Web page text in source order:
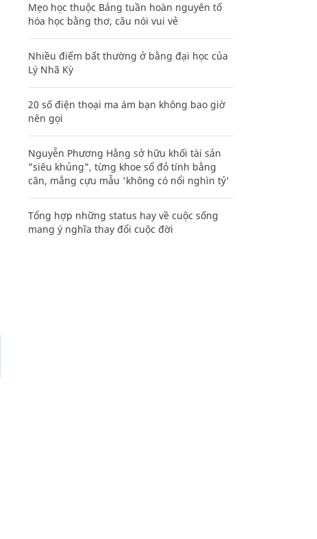
Mẹo học thuộc Bảng tuần hoàn nguyên tố
hóa học bằng thơ, câu nói vui vẻ
Nhiều điểm bất thường ở bằng đại học của
Lý Nhã Kỳ
20 số điện thoại ma ám bạn không bao giờ
nên gọi
Nguyễn Phương Hằng sở hữu khối tài sản
"siêu khủng", từng khoe sổ đỏ tính bằng
cân, mắng cựu mẫu 'không có nổi nghìn tỷ'
Tổng hợp những status hay về cuộc sống
mang ý nghĩa thay đổi cuộc đời